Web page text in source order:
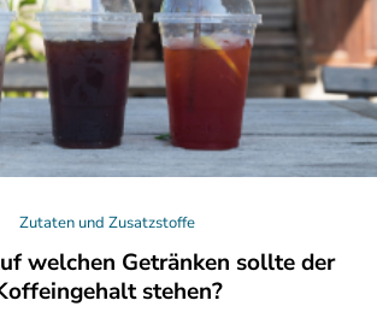
Zutaten und Zusatzstoffe
welchen Getränken sollte der
stehen?